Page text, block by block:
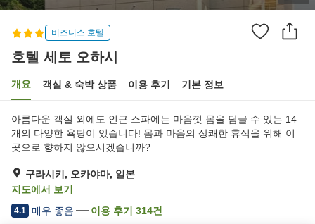
비즈니스 호텔
호텔 세토 오하시
개요 객실 & 숙박 상품 이용 후기 기본 정보
아름다운 객실 외에도 인근 스파에는 마음껏 몸을 담글 수 있는 14
개의 다양한 욕탕이 있습니다! 몸과 마음의 상쾌한 휴식을 위해 이
곳으로 향하지 않으시겠습니까?
구라시키, 오카야마, 일본
지도에서 보기
4.1 매우 좋음 이용 후기 314건